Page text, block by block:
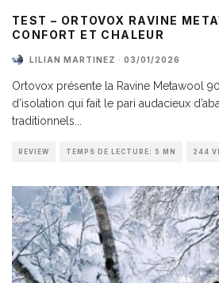
TEST – ORTOVOX RAVINE
CONFORT ET CHALEUR
LILIAN MARTINEZ · 03/01/2026
Ortovox présente la Ravine Metawool
d’isolation qui fait le pari audacieux
traditionnels...
REVIEW TEMPS DE LECTURE: 5 MN 244